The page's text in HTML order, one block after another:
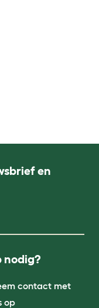
en
nodig?
contact met
op